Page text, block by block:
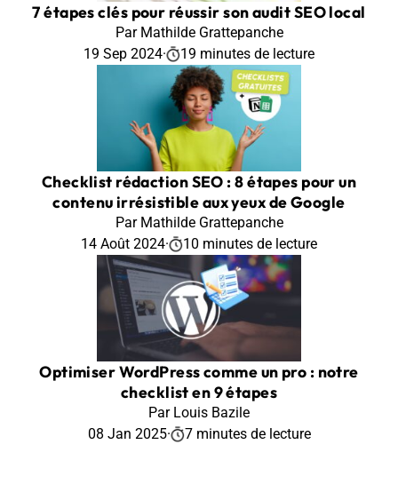
7 étapes clés pour réussir son audit SEO local
Par Mathilde Grattepanche
19 Sep 2024· 19 minutes de lecture
Checklist rédaction SEO : 8 étapes pour un
contenu irrésistible aux yeux de Google
Par Mathilde Grattepanche
14 Août 2024· 10 minutes de lecture
Optimiser WordPress comme un pro : notre
checklist en 9 étapes
Par Louis Bazile
08 Jan 2025· 7 minutes de lecture